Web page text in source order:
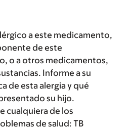
a este medicamento,
de este
o a otros medicamentos,
Informe a su
de esta alergia y qué
su hijo.
cualquiera de los
de salud: TB